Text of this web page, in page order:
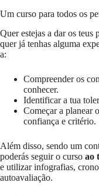
Um curso para todos os
Quer estejas a dar os
quer já tenhas alguma
a:
Compreender os
conhecer.
Identificar a tua
Começar a planear
confiança e critério.
Além disso, sendo um
poderás seguir o curso ao
e utilizar infografias,
autoavaliação.